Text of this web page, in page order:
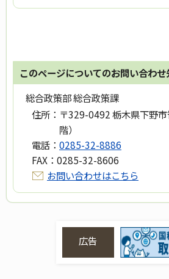
このページについてのお問い合わせ
総合政策部 総合政策課
住所： 〒329-0492 栃木県下野
階）
電話： 0285-32-8886
FAX： 0285-32-8606
お問い合わせはこちら
広告